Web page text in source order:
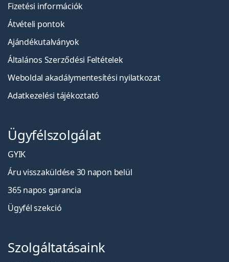
Fizetési információk
Átvételi pontok
Ajándékutalványok
Általános Szerződési Feltételek
Weboldal akadálymentesítési nyilatkozat
Adatkezelési tájékoztató
Ügyfélszolgálat
GYIK
Áru visszaküldése 30 napon belül
365 napos garancia
Ügyfél szekció
Szolgáltatásaink